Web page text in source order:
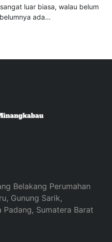
luar biasa, walau belum
ada…
Belakang Perumahan
Gunung Sarik,
Padang, Sumatera Barat